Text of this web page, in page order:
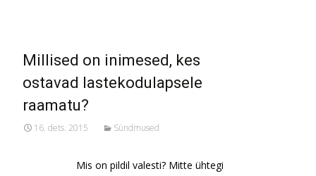
Millised on inimesed, kes
ostavad lastekodulapsele
raamatu?
16. dets. 2015 Sündmused
Mis on pildil valesti? Mitte ühtegi